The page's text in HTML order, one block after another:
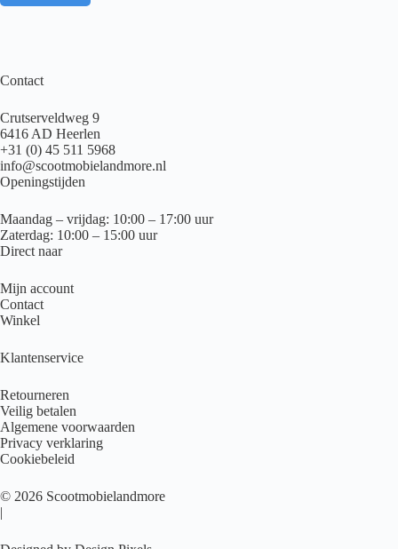
Contact
Crutserveldweg 9
6416 AD Heerlen
+31 (0) 45 511 5968
info@scootmobielandmore.nl
Openingstijden
Maandag – vrijdag: 10:00 – 17:00 uur
Zaterdag: 10:00 – 15:00 uur
Direct naar
Mijn account
Contact
Winkel
Klantenservice
Retourneren
Veilig betalen
Algemene voorwaarden
Privacy verklaring
Cookiebeleid
© 2026 Scootmobielandmore
|